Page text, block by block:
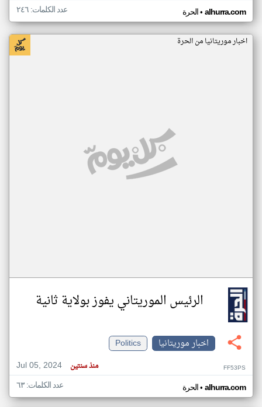
الحرة• alhurra.com عدد الكلمات: ٢٤٦
اخبار موريتانيا من الحرة
الرئيس الموريتاني يفوز بولاية ثانية
اخبار موريتانيا
Politics
Jul 05, 2024
منذ سنتين FF53PS
الحرة• alhurra.com عدد الكلمات: ٦٣